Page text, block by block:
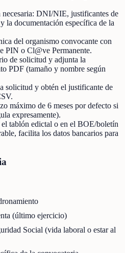
necesaria: DNI/NIE, justificantes de
la documentación específica de la
del organismo convocante con
PIN o Cl@ve Permanente.
de solicitud y adjunta la
PDF (tamaño y nombre según
solicitud y obtén el justificante de
máximo de 6 meses por defecto si
expresamente).
tablón edictal o en el BOE/boletín
facilita los datos bancarios para
(último ejercicio)
Social (vida laboral o estar al